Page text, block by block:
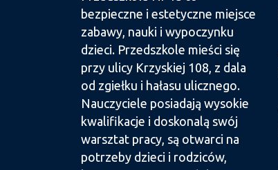
bezpieczne i estetyczne miejsce
zabawy, nauki i wypoczynku
dzieci. Przedszkole mieści się
przy ulicy Krzyskiej 108, z dala
od zgiełku i hałasu ulicznego.
Nauczyciele posiadają wysokie
kwalifikacje i doskonalą swój
warsztat pracy, są otwarci na
potrzeby dzieci i rodziców,